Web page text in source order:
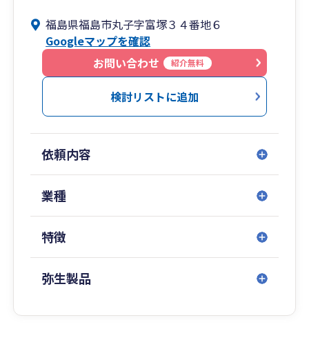
福島県福島市丸子字富塚３４番地６
Googleマップを確認
お問い合わせ
紹介無料
検討リストに追加
依頼内容
業種
特徴
弥生製品